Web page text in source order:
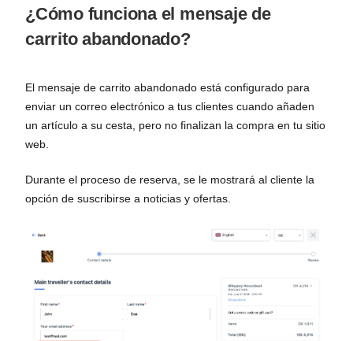
¿Cómo funciona el mensaje de
carrito abandonado?
El mensaje de carrito abandonado está configurado para
enviar un correo electrónico a tus clientes cuando añaden
un artículo a su cesta, pero no finalizan la compra en tu sitio
web.
Durante el proceso de reserva, se le mostrará al cliente la
opción de suscribirse a noticias y ofertas.